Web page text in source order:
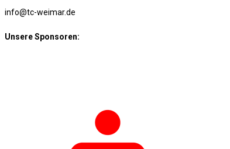
info@tc-weimar.de
Unsere Sponsoren: